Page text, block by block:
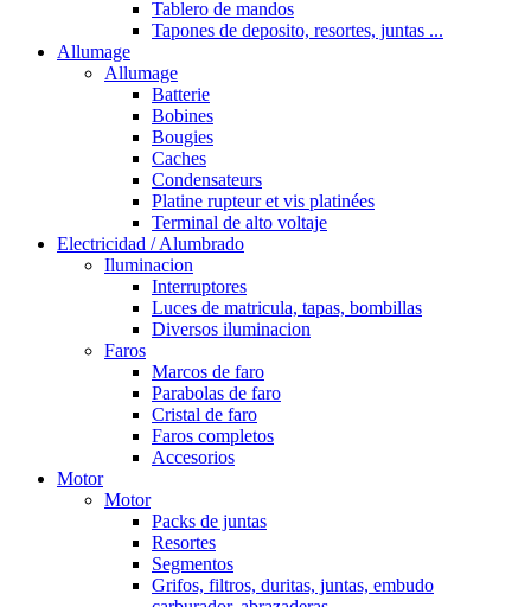
Tablero de mandos
Tapones de deposito, resortes, juntas ...
Allumage
Allumage
Batterie
Bobines
Bougies
Caches
Condensateurs
Platine rupteur et vis platinées
Terminal de alto voltaje
Electricidad / Alumbrado
Iluminacion
Interruptores
Luces de matricula, tapas, bombillas
Diversos iluminacion
Faros
Marcos de faro
Parabolas de faro
Cristal de faro
Faros completos
Accesorios
Motor
Motor
Packs de juntas
Resortes
Segmentos
Grifos, filtros, duritas, juntas, embudo